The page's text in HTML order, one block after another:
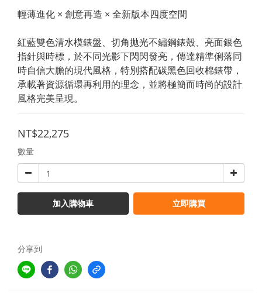
輕薄進化 × 創意再造 × 全新版本四度空間
紅藍雙色清水模錶盤、切角拋光不鏽鋼錶殼、亮面銀色
指針與時標，於不同光影下閃閃發亮，傳達精準俐落同
時自信大膽的現代風格，特別搭配碳黑色回收棉錶帶，
承載著資源循環再利用的理念，並將極簡而時尚的設計
風格完美呈現。
NT$22,275
數量
加入購物車 立即購買
分享到